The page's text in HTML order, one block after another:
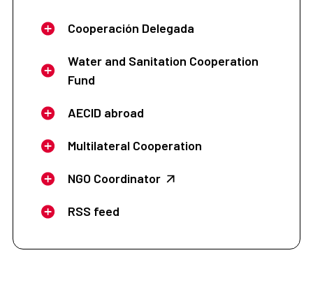
Cooperación Delegada
Water and Sanitation Cooperation
Fund
AECID abroad
Multilateral Cooperation
NGO Coordinator
RSS feed